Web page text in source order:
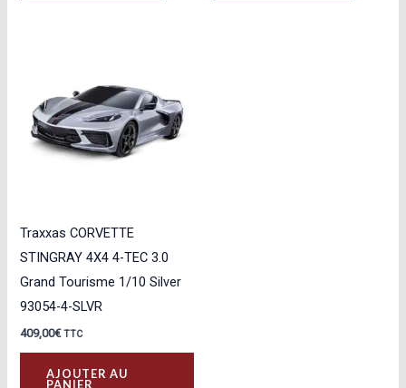
Traxxas CORVETTE
STINGRAY 4X4 4-TEC 3.0
Grand Tourisme 1/10 Silver
93054-4-SLVR
409,00€ TTC
AJOUTER AU
PANIER